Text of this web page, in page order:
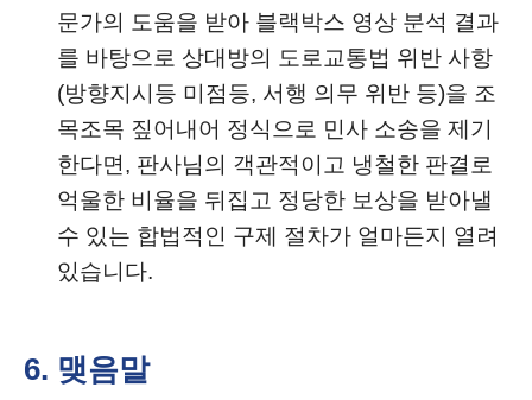
문가의 도움을 받아 블랙박스 영상 분석 결과
를 바탕으로 상대방의 도로교통법 위반 사항
(방향지시등 미점등, 서행 의무 위반 등)을 조
목조목 짚어내어 정식으로 민사 소송을 제기
한다면, 판사님의 객관적이고 냉철한 판결로
억울한 비율을 뒤집고 정당한 보상을 받아낼
수 있는 합법적인 구제 절차가 얼마든지 열려
있습니다.
6. 맺음말